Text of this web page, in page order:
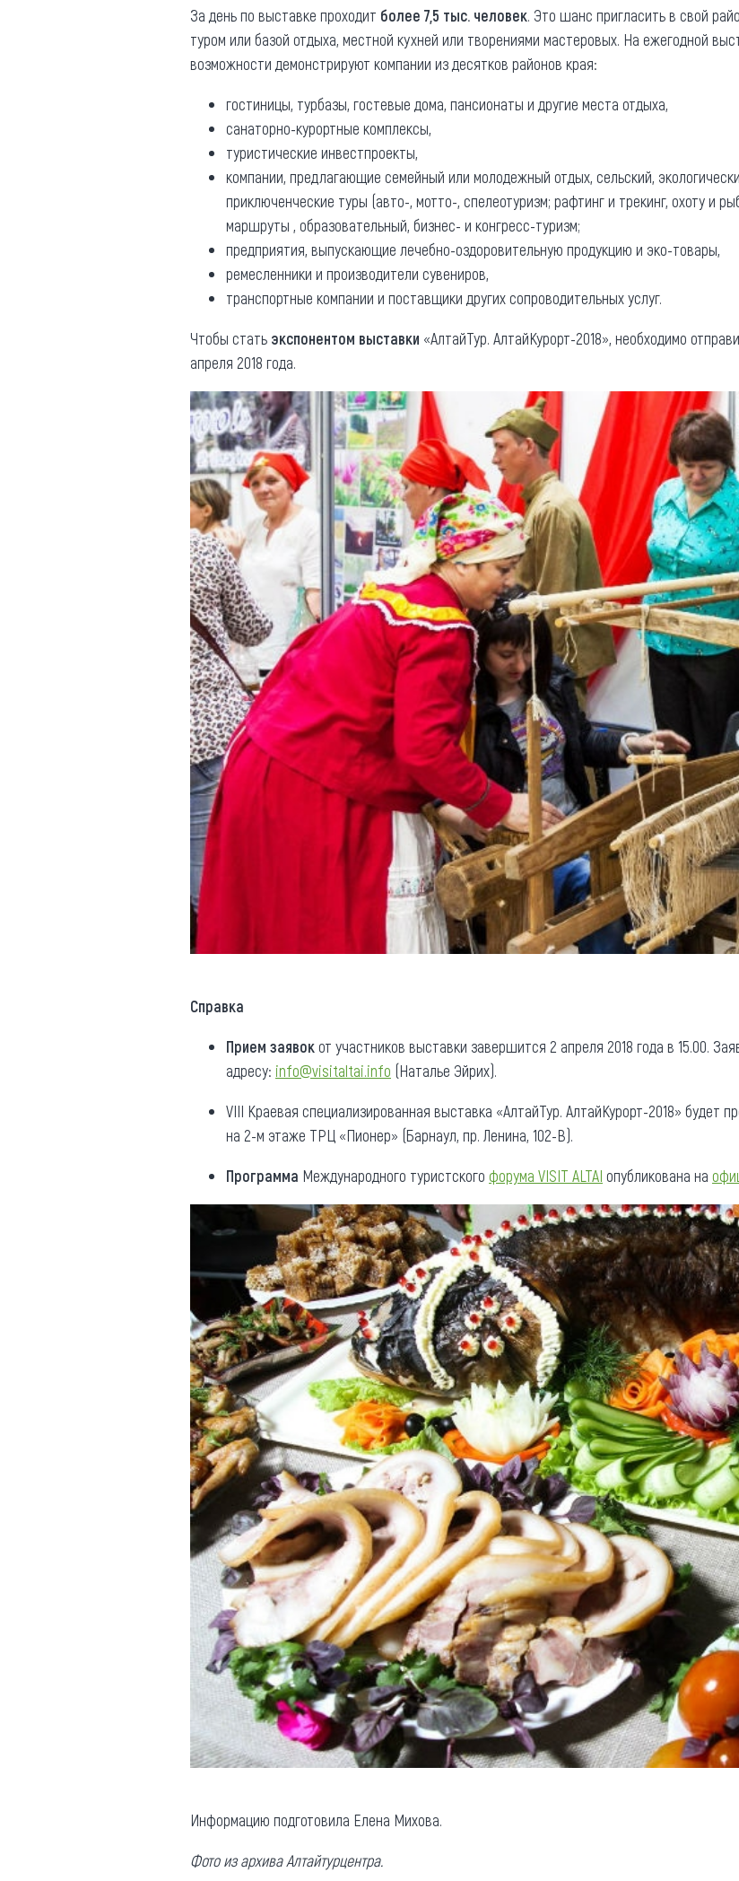
За день по выставке проходит более 7,5 тыс. человек. Это шанс пригласить в свой
туром или базой отдыха, местной кухней или творениями мастеровых. На ежегодной
возможности демонстрируют компании из десятков районов края:
гостиницы, турбазы, гостевые дома, пансионаты и другие места отдыха,
санаторно-курортные комплексы,
туристические инвестпроекты,
компании, предлагающие семейный или молодежный отдых, сельский,
приключенческие туры (авто-, мотто-, спелеотуризм; рафтинг и трекинг, охоту и
маршруты , образовательный, бизнес- и конгресс-туризм;
предприятия, выпускающие лечебно-оздоровительную продукцию и эко-товары,
ремесленники и производители сувениров,
транспортные компании и поставщики других сопроводительных услуг.
Чтобы стать экспонентом выставки «АлтайТур. АлтайКурорт-2018», необходимо
апреля 2018 года.
Справка
Прием заявокот участников выставки завершится 2 апреля 2018 года в 15.00.
адресу: info@visitaltai.info (Наталье Эйрих).
VIII Краевая специализированная выставка «АлтайТур. АлтайКурорт-2018» будет
на 2-м этаже ТРЦ «Пионер» (Барнаул, пр. Ленина, 102-В).
Программа Международного туристского форума VISIT ALTAI опубликована на
Информацию подготовила Елена Михова.
Фото из архива Алтайтурцентра.